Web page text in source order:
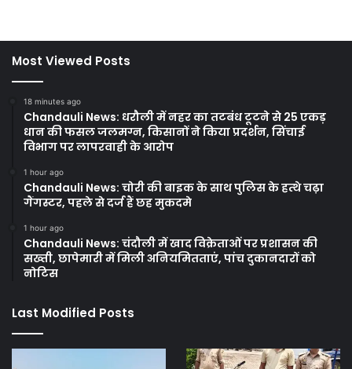
Most Viewed Posts
18 minutes ago
Chandauli News: धरौली में नहर का तटबंध टूटने से 25 एकड़
धान की फसल जलमग्न, किसानों ने किया प्रदर्शन, सिंचाई
विभाग पर लापरवाही के आरोप
1 hour ago
Chandauli News: चोरी की बाइक के साथ पुलिस के हत्थे चढ़ा
गैंगस्टर, पहले से दर्ज हैं छह मुकदमे
1 hour ago
Chandauli News: चंदौली में खाद विक्रेताओं पर प्रशासन की
सख्ती, छापेमारी में मिली अनियमितताएं, पांच दुकानदारों को
नोटिस
Last Modified Posts